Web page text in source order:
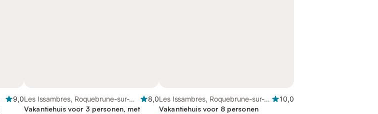
9,0Les Issambres, Roquebrune-sur-
Argens
8,0
Vakantiehuis voor 3 personen, met
Les Issambres, Roquebrune-sur-
Argens
10,0
Vakantiehuis voor 8 personen